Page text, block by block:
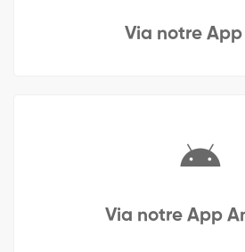
Via notre App
Via notre App